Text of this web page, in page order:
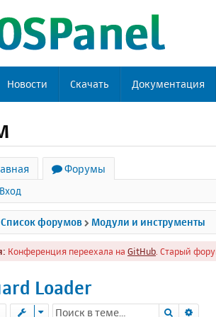
Новости Скачать Документация
Форумы
Вход
Список форумов Модули и инструменты
Конференция переехала на GitHub . Старый
Loader
Поиск